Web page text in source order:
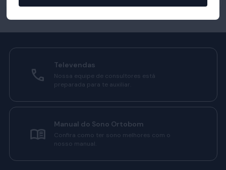
Televendas
Nossa equipe de consultores está
preparada para te auxiliar.
Manual do Sono Ortobom
Confira como ter sono melhores com o
nosso manual.